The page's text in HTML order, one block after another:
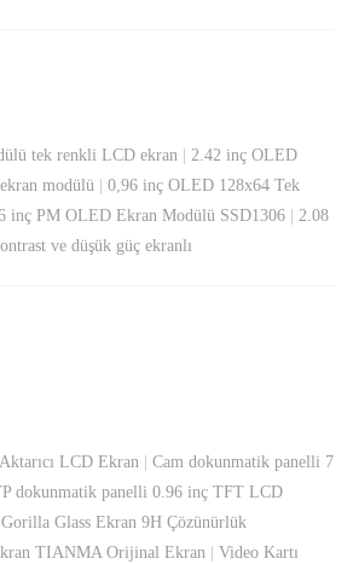
tek renkli LCD ekran | 2.42 inç OLED
modülü | 0,96 inç OLED 128x64 Tek
inç PM OLED Ekran Modülü SSD1306 | 2.08
ve düşük güç ekranlı
LCD Ekran | Cam dokunmatik panelli 7
dokunmatik panelli 0.96 inç TFT LCD
Glass Ekran 9H Çözünürlük
TIANMA Orijinal Ekran | Video Kartı